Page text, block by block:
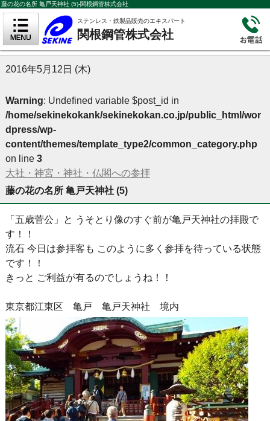
藤の花の名所 亀戸天神社 (5)-関根鋼管株式会社
ステンレス・鉄製品販売のエキスパート
関根鋼管株式会社
2016年5月12日 (木)
Warning: Undefined variable $post_id in
/home/sekinekokank/sekinekokan.co.jp/public_html/wor
dpress/wp-
content/themes/template_type2/common_category.php
on line 3
大社・神宮・神社・仏閣への参拝
藤の花の名所 亀戸天神社 (5)
「五歳菅公」と うそとり像のすぐ前が亀戸天神社の拝殿で
す！！
流石 今日は参拝客も このように多く参拝を待っている状態
です！！
きっと ご利益が有るのでしょうね！！
東京都江東区 亀戸 亀戸天神社 境内